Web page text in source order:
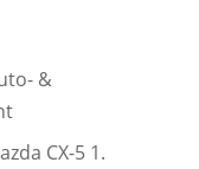
&
CX-5 1.